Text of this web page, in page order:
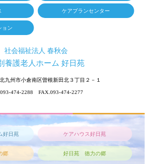
ケアプランセンター
ョン
社会福祉法人 春秋会
養護老人ホーム 好日苑
北九州市小倉南区曽根新田北３丁目２－１
474-2288 FAX.093-474-2277
好日苑 ケアハウス好日苑
郷 好日苑 徳力の郷